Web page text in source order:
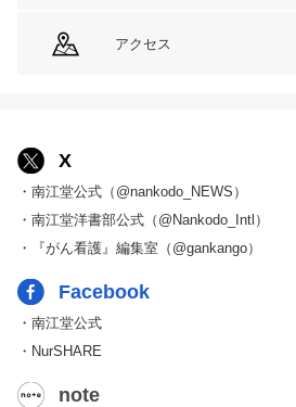
アクセス
X
・南江堂公式（@nankodo_NEWS）
・南江堂洋書部公式（@Nankodo_Intl）
・『がん看護』編集室（@gankango）
Facebook
・南江堂公式
・NurSHARE
note